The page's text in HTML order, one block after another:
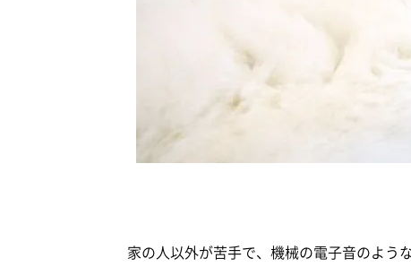
家の人以外が苦手で、機械の電子音のよう